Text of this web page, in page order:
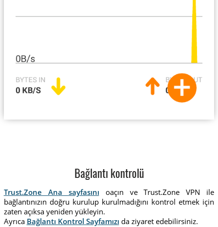
Bağlantı kontrolü
Trust.Zone Ana sayfasını oaçın ve Trust.Zone VPN ile
bağlantınızın doğru kurulup kurulmadığını kontrol etmek için
zaten açıksa yeniden yükleyin.
Ayrıca Bağlantı Kontrol Sayfamızı da ziyaret edebilirsiniz.